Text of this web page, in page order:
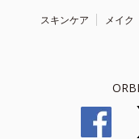
スキンケア メイク